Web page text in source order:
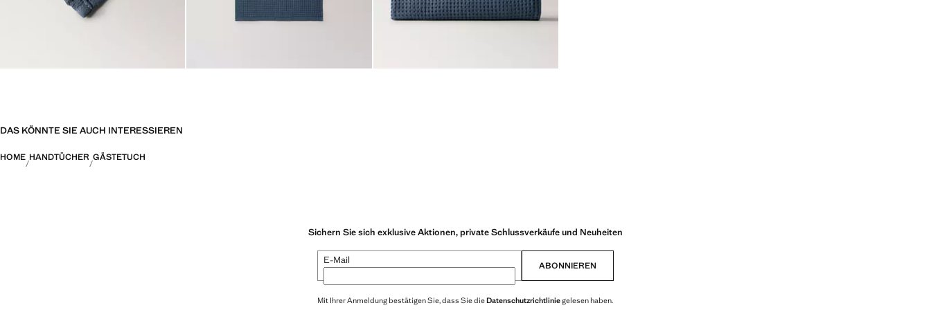
DAS KÖNNTE SIE AUCH INTERESSIEREN
HOME HANDTÜCHER GÄSTETUCH
Sichern Sie sich exklusive Aktionen, private Schlussverkäufe und Neuheiten
E-Mail ABONNIEREN
Mit Ihrer Anmeldung bestätigen Sie, dass Sie dieDatenschutzrichtliniegelesen haben.